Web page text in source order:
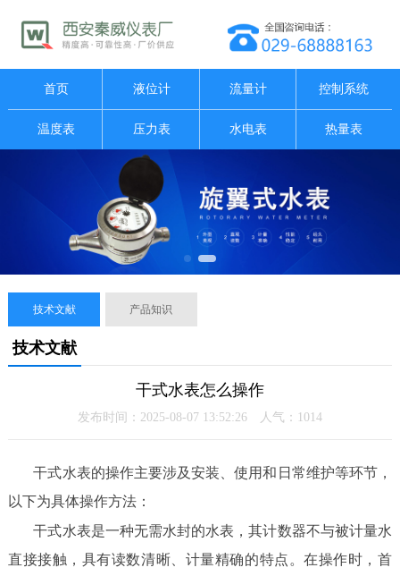
首页 液位计 流量计 控制系统
温度表 压力表 水电表 热量表
技术文献 产品知识
技术文献
干式水表怎么操作
发布时间：2025-08-07 13:52:26 人气：1014
干式水表的操作主要涉及安装、使用和日常维护等环节，
以下为具体操作方法：
干式水表是一种无需水封的水表，其计数器不与被计量水
直接接触，具有读数清晰、计量精确的特点。在操作时，首